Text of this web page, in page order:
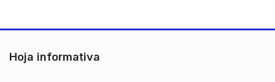
4G)IP65 bajo techo.
Hoja informativa